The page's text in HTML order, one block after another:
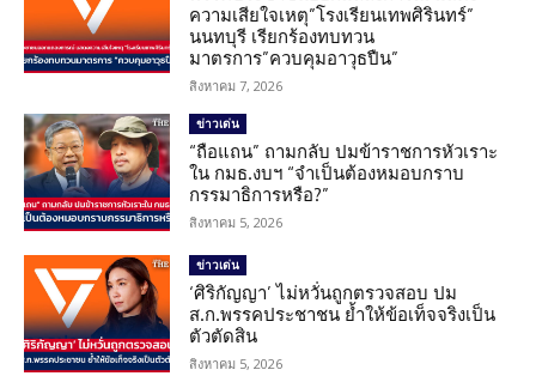
ความเสียใจเหตุ”โรงเรียนเทพศิรินทร์”
นนทบุรี เรียกร้องทบทวน
มาตรการ”ควบคุมอาวุธปืน”
สิงหาคม 7, 2026
ข่าวเด่น
“ถือแถน” ถามกลับ ปมข้าราชการหัวเราะ
ใน กมธ.งบฯ “จำเป็นต้องหมอบกราบ
กรรมาธิการหรือ?”
สิงหาคม 5, 2026
ข่าวเด่น
‘ศิริกัญญา’ ไม่หวั่นถูกตรวจสอบ ปม
ส.ก.พรรคประชาชน ย้ำให้ข้อเท็จจริงเป็น
ตัวตัดสิน
สิงหาคม 5, 2026